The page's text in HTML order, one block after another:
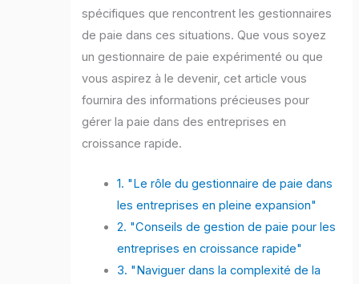
spécifiques que rencontrent les gestionnaires
de paie dans ces situations. Que vous soyez
un gestionnaire de paie expérimenté ou que
vous aspirez à le devenir, cet article vous
fournira des informations précieuses pour
gérer la paie dans des entreprises en
croissance rapide.
1. "Le rôle du gestionnaire de paie dans
les entreprises en pleine expansion"
2. "Conseils de gestion de paie pour les
entreprises en croissance rapide"
3. "Naviguer dans la complexité de la